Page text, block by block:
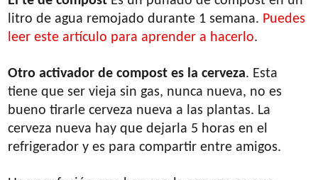
litro de agua remojado durante 1 semana. Puedes
leer este artículo para aprender a hacerlo.
Otro activador de compost es la cerveza. Esta
tiene que ser vieja sin gas, nunca nueva, no es
bueno tirarle cerveza nueva a las plantas. La
cerveza nueva hay que dejarla 5 horas en el
refrigerador y es para compartir entre amigos.